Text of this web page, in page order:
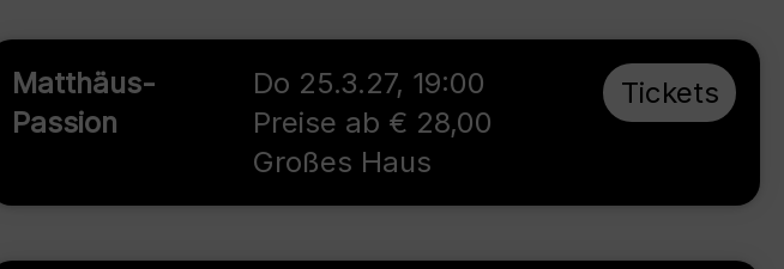
Matthäus-
Passion
Do 25.3.27, 19:00
Preise ab € 28,00
Großes Haus
Tickets